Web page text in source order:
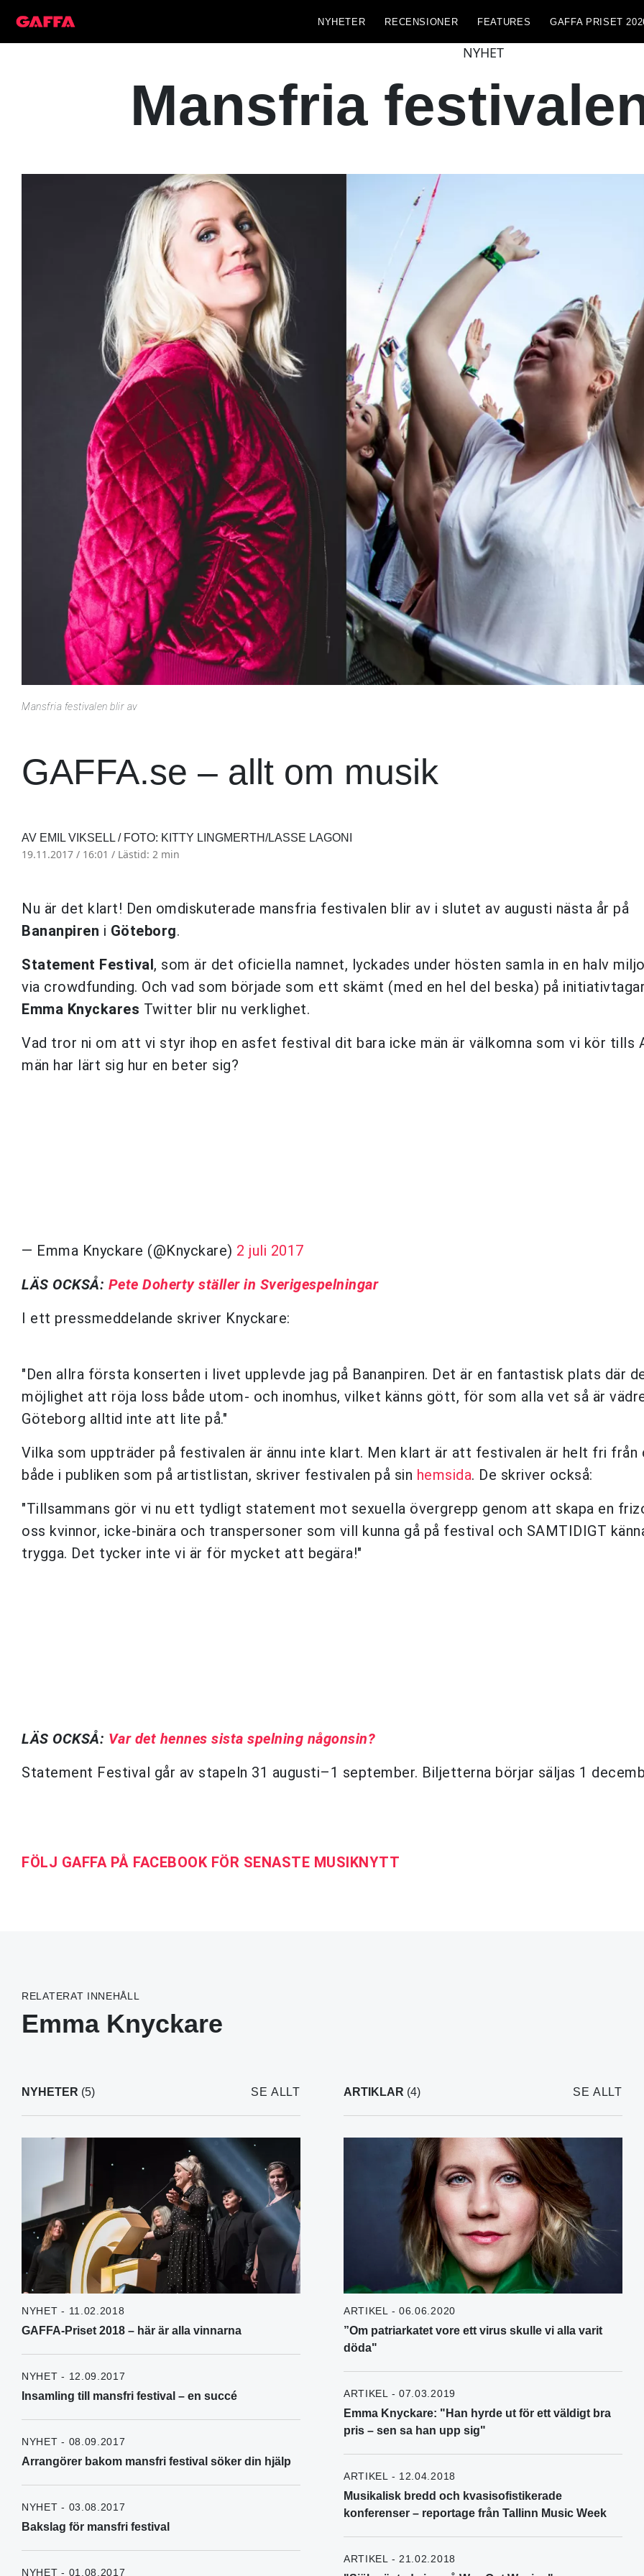
NYHETER RECENSIONER FEATURES GAFFA PRISET
NYHET
Mansfria
Mansfria festivalen blir av
GAFFA.se – allt om musik
AV EMIL VIKSELL / FOTO: KITTY LINGMERTH/LASSE LAGONI
19.11.2017 / 16:01 / Lästid: 2 min
Nu är det klart! Den omdiskuterade mansfria festivalen blir av i slutet av augusti nästa år på
Bananpiren i Göteborg.
Statement Festival, som är det oficiella namnet, lyckades under hösten samla in en halv
via crowdfunding. Och vad som började som ett skämt (med en hel del beska) på
Emma Knyckares Twitter blir nu verklighet.
Vad tror ni om att vi styr ihop en asfet festival dit bara icke män är välkomna som vi kör tills
män har lärt sig hur en beter sig?
— Emma Knyckare (@Knyckare) 2 juli 2017
LÄS OCKSÅ: Pete Doherty ställer in Sverigespelningar
I ett pressmeddelande skriver Knyckare:
"Den allra första konserten i livet upplevde jag på Bananpiren. Det är en fantastisk plats där
möjlighet att röja loss både utom- och inomhus, vilket känns gött, för som alla vet så är
Göteborg alltid inte att lite på."
Vilka som uppträder på festivalen är ännu inte klart. Men klart är att festivalen är helt fri från
både i publiken som på artistlistan, skriver festivalen på sin hemsida. De skriver också:
"Tillsammans gör vi nu ett tydligt statement mot sexuella övergrepp genom att skapa en
oss kvinnor, icke-binära och transpersoner som vill kunna gå på festival och SAMTIDIGT
trygga. Det tycker inte vi är för mycket att begära!"
LÄS OCKSÅ: Var det hennes sista spelning någonsin?
Statement Festival går av stapeln 31 augusti–1 september. Biljetterna börjar säljas 1
FÖLJ GAFFA PÅ FACEBOOK FÖR SENASTE MUSIKNYTT
RELATERAT INNEHÅLL
Emma Knyckare
NYHETER (5) SE ALLT
NYHET - 11.02.2018
GAFFA-Priset 2018 – här är alla vinnarna
NYHET - 12.09.2017
Insamling till mansfri festival – en succé
NYHET - 08.09.2017
Arrangörer bakom mansfri festival söker din hjälp
NYHET - 03.08.2017
Bakslag för mansfri festival
NYHET - 01.08.2017
ARTIKLAR (4) SE ALLT
ARTIKEL - 06.06.2020
”Om patriarkatet vore ett virus skulle vi alla varit
döda"
ARTIKEL - 07.03.2019
Emma Knyckare: "Han hyrde ut för ett väldigt bra
pris – sen sa han upp sig"
ARTIKEL - 12.04.2018
Musikalisk bredd och kvasisofistikerade
konferenser – reportage från Tallinn Music Week
ARTIKEL - 21.02.2018